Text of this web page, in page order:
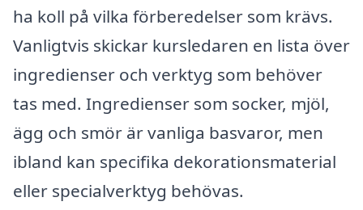
ha koll på vilka förberedelser som krävs.
Vanligtvis skickar kursledaren en lista över
ingredienser och verktyg som behöver
tas med. Ingredienser som socker, mjöl,
ägg och smör är vanliga basvaror, men
ibland kan specifika dekorationsmaterial
eller specialverktyg behövas.